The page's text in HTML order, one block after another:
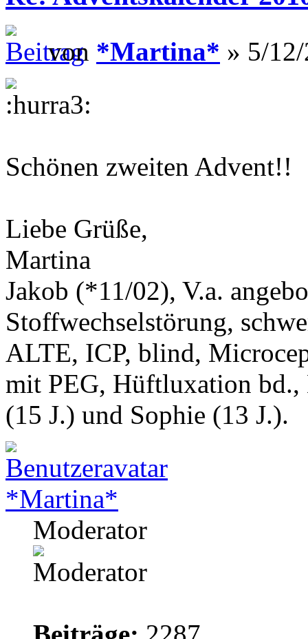
von *Martina* » 5/
Schönen zweiten Advent!!
Liebe Grüße,
Martina
Jakob (*11/02), V.a.
Stoffwechselstörung,
ALTE, ICP, blind,
mit PEG, Hüftluxation bd.,
(15 J.) und Sophie (13 J.).
*Martina*
Moderator